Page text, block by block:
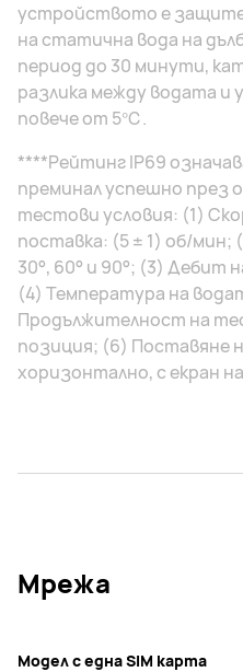
устройството е
на статична вода на
период до 30 минути,
разлика между водата
повече от 5℃.
****Рейтинг IP69
преминал успешно през
тестови условия: (1)
поставка: (5 ± 1) об/мин;
30°, 60° и 90°; (3) Дебит
(4) Температура на
Продължителност на
позиция; (6) Поставяне
хоризонтално, с екран
Мрежа
Модел с една SIM карта